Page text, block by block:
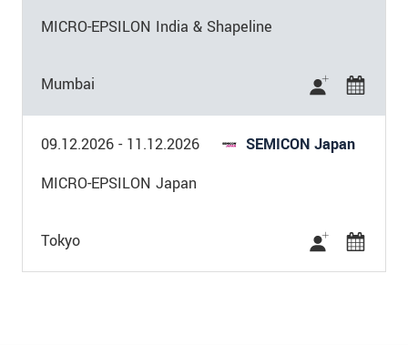
Mumbai
MICRO-EPSILON India & Shapeline
09.12.2026 - 11.12.2026 SEMICON Japan
Tokyo
MICRO-EPSILON Japan